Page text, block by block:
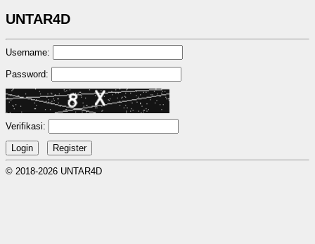
UNTAR4D
Username:
Password:
Verifikasi:
© 2018-2026 UNTAR4D